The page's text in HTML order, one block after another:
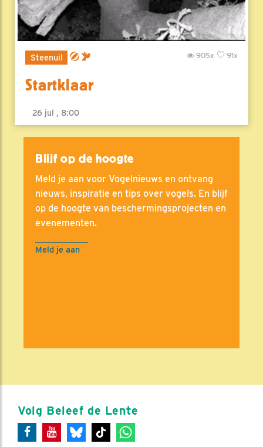
Steenuil 91x
905x
Startklaar
26 jul , 8:00
Blijf op de hoogte
Meld je aan voor Vogelnieuws en ontvang
nieuws, inspiratie en tips over vogels. En blijf
op de hoogte van beschermingsprojecten en
evenementen.
Meld je aan
Volg Beleef de Lente